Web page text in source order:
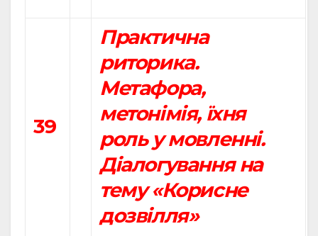
39
Практична
риторика.
Метафора,
метонімія, їхня
роль у мовленні.
Діалогування на
тему «Корисне
дозвілля»